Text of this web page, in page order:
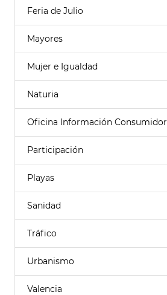
Feria de Julio
Mayores
Mujer e Igualdad
Naturia
Oficina Información Consumidor
Participación
Playas
Sanidad
Tráfico
Urbanismo
Valencia